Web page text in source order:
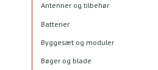
Antenner og tilbehør
Batterier
Byggesæt og moduler
Bøger og blade